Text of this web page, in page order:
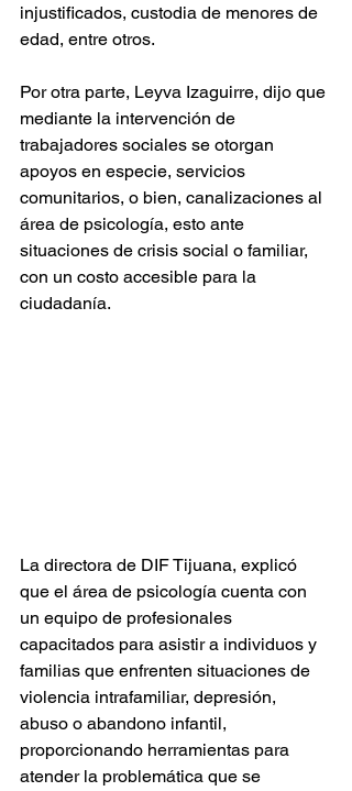
injustificados, custodia de menores de
edad, entre otros.
Por otra parte, Leyva Izaguirre, dijo que
mediante la intervención de
trabajadores sociales se otorgan
apoyos en especie, servicios
comunitarios, o bien, canalizaciones al
área de psicología, esto ante
situaciones de crisis social o familiar,
con un costo accesible para la
ciudadanía.
La directora de DIF Tijuana, explicó
que el área de psicología cuenta con
un equipo de profesionales
capacitados para asistir a individuos y
familias que enfrenten situaciones de
violencia intrafamiliar, depresión,
abuso o abandono infantil,
proporcionando herramientas para
atender la problemática que se